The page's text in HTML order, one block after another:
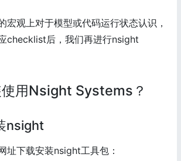
宏观上对于模型或代码运行状态认识，
checklist后，我们再进行nsight
用Nsight Systems？
nsight
址下载安装nsight工具包：